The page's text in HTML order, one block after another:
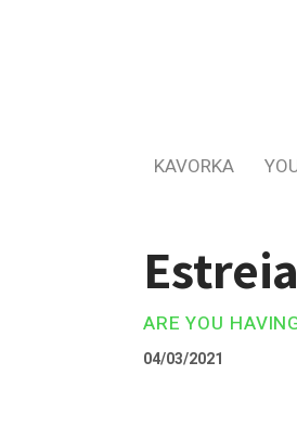
KAVORKA
ARE YOU
04/03/2021